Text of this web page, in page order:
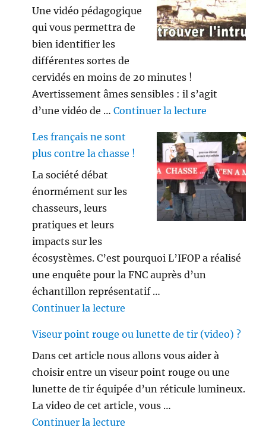
Une vidéo pédagogique
qui vous permettra de
bien identifier les
différentes sortes de
cervidés en moins de 20 minutes !
Avertissement âmes sensibles : il s’agit
d’une vidéo de …Continuer la lecture
Les français ne sont
plus contre la chasse !
La société débat
énormément sur les
chasseurs, leurs
pratiques et leurs
impacts sur les
écosystèmes. C’est pourquoi L’IFOP a réalisé
une enquête pour la FNC auprès d’un
échantillon représentatif …
Continuer la lecture
Viseur point rouge ou lunette de tir (video) ?
Dans cet article nous allons vous aider à
choisir entre un viseur point rouge ou une
lunette de tir équipée d’un réticule lumineux.
La video de cet article, vous …
Continuer la lecture